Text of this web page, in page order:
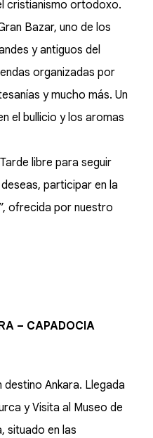
cristianismo ortodoxo.
Bazar, uno de los
y antiguos del
organizadas por
y mucho más. Un
el bullicio y los aromas
libre para seguir
participar en la
ofrecida por nuestro
– CAPADOCIA
destino Ankara. Llegada
y Visita al Museo de
situado en las